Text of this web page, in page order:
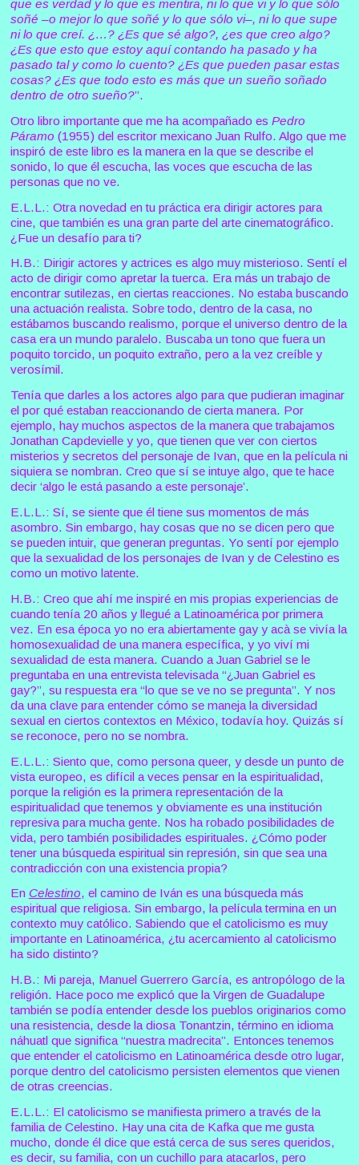
que es verdad y lo que es mentira, ni lo que vi y lo que sólo
soñé –o mejor lo que soñé y lo que sólo vi–, ni lo que supe
ni lo que creí. ¿…? ¿Es que sé algo?, ¿es que creo algo?
¿Es que esto que estoy aquí contando ha pasado y ha
pasado tal y como lo cuento? ¿Es que pueden pasar estas
cosas? ¿Es que todo esto es más que un sueño soñado
dentro de otro sueño?”.
Otro libro importante que me ha acompañado es Pedro
Páramo (1955) del escritor mexicano Juan Rulfo. Algo que me
inspiró de este libro es la manera en la que se describe el
sonido, lo que él escucha, las voces que escucha de las
personas que no ve.
E.L.L.: Otra novedad en tu práctica era dirigir actores para
cine, que también es una gran parte del arte cinematográfico.
¿Fue un desafío para ti?
H.B.: Dirigir actores y actrices es algo muy misterioso. Sentí el
acto de dirigir como apretar la tuerca. Era más un trabajo de
encontrar sutilezas, en ciertas reacciones. No estaba buscando
una actuación realista. Sobre todo, dentro de la casa, no
estábamos buscando realismo, porque el universo dentro de la
casa era un mundo paralelo. Buscaba un tono que fuera un
poquito torcido, un poquito extraño, pero a la vez creíble y
verosímil.
Tenía que darles a los actores algo para que pudieran imaginar
el por qué estaban reaccionando de cierta manera. Por
ejemplo, hay muchos aspectos de la manera que trabajamos
Jonathan Capdevielle y yo, que tienen que ver con ciertos
misterios y secretos del personaje de Ivan, que en la película ni
siquiera se nombran. Creo que sí se intuye algo, que te hace
decir ‘algo le está pasando a este personaje’.
E.L.L.: Sí, se siente que él tiene sus momentos de más
asombro. Sin embargo, hay cosas que no se dicen pero que
se pueden intuir, que generan preguntas. Yo sentí por ejemplo
que la sexualidad de los personajes de Ivan y de Celestino es
como un motivo latente.
H.B.: Creo que ahí me inspiré en mis propias experiencias de
cuando tenía 20 años y llegué a Latinoamérica por primera
vez. En esa época yo no era abiertamente gay y acà se vivía la
homosexualidad de una manera específica, y yo viví mi
sexualidad de esta manera. Cuando a Juan Gabriel se le
preguntaba en una entrevista televisada “¿Juan Gabriel es
gay?”, su respuesta era “lo que se ve no se pregunta”. Y nos
da una clave para entender cómo se maneja la diversidad
sexual en ciertos contextos en México, todavía hoy. Quizás sí
se reconoce, pero no se nombra.
E.L.L.: Siento que, como persona queer, y desde un punto de
vista europeo, es difícil a veces pensar en la espiritualidad,
porque la religión es la primera representación de la
espiritualidad que tenemos y obviamente es una institución
represiva para mucha gente. Nos ha robado posibilidades de
vida, pero también posibilidades espirituales. ¿Cómo poder
tener una búsqueda espiritual sin represión, sin que sea una
contradicción con una existencia propia?
En Celestino, el camino de Iván es una búsqueda más
espiritual que religiosa. Sin embargo, la película termina en un
contexto muy católico. Sabiendo que el catolicismo es muy
importante en Latinoamérica, ¿tu acercamiento al catolicismo
ha sido distinto?
H.B.: Mi pareja, Manuel Guerrero García, es antropólogo de la
religión. Hace poco me explicó que la Virgen de Guadalupe
también se podía entender desde los pueblos originarios como
una resistencia, desde la diosa Tonantzin, término en idioma
náhuatl que significa “nuestra madrecita”. Entonces tenemos
que entender el catolicismo en Latinoamérica desde otro lugar,
porque dentro del catolicismo persisten elementos que vienen
de otras creencias.
E.L.L.: El catolicismo se manifiesta primero a través de la
familia de Celestino. Hay una cita de Kafka que me gusta
mucho, donde él dice que está cerca de sus seres queridos,
es decir, su familia, con un cuchillo para atacarlos, pero